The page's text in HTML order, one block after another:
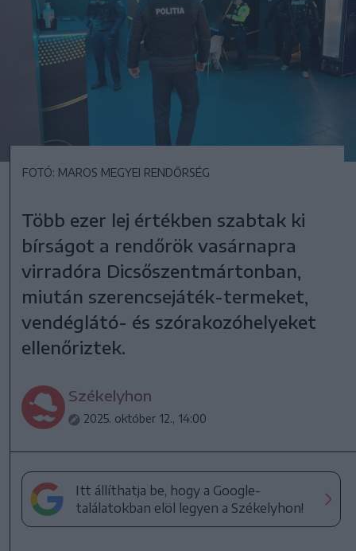
FOTÓ: MAROS MEGYEI RENDŐRSÉG
Több ezer lej értékben szabtak ki
bírságot a rendőrök vasárnapra
virradóra Dicsőszentmártonban,
miután szerencsejáték-termeket,
vendéglátó- és szórakozóhelyeket
ellenőriztek.
Székelyhon
2025. október 12., 14:00
Itt állíthatja be, hogy a Google-
találatokban elöl legyen a Székelyhon!